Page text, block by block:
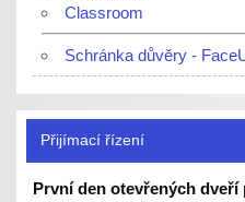
Classroom
Schránka důvěry -
Přijímací řízení
První den otevřených dveří